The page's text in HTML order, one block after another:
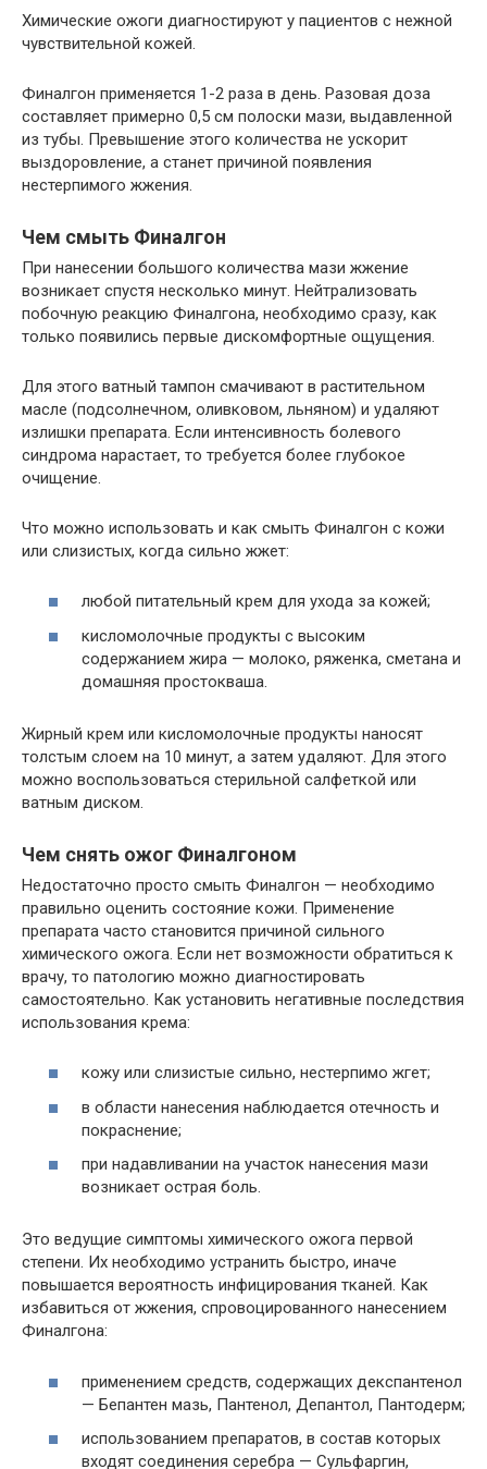
Химические ожоги диагностируют у пациентов с нежной
чувствительной кожей.
Финалгон применяется 1-2 раза в день. Разовая доза
составляет примерно 0,5 см полоски мази, выдавленной
из тубы. Превышение этого количества не ускорит
выздоровление, а станет причиной появления
нестерпимого жжения.
Чем смыть Финалгон
При нанесении большого количества мази жжение
возникает спустя несколько минут. Нейтрализовать
побочную реакцию Финалгона, необходимо сразу, как
только появились первые дискомфортные ощущения.
Для этого ватный тампон смачивают в растительном
масле (подсолнечном, оливковом, льняном) и удаляют
излишки препарата. Если интенсивность болевого
синдрома нарастает, то требуется более глубокое
очищение.
Что можно использовать и как смыть Финалгон с кожи
или слизистых, когда сильно жжет:
любой питательный крем для ухода за кожей;
кисломолочные продукты с высоким
содержанием жира — молоко, ряженка, сметана и
домашняя простокваша.
Жирный крем или кисломолочные продукты наносят
толстым слоем на 10 минут, а затем удаляют. Для этого
можно воспользоваться стерильной салфеткой или
ватным диском.
Чем снять ожог Финалгоном
Недостаточно просто смыть Финалгон — необходимо
правильно оценить состояние кожи. Применение
препарата часто становится причиной сильного
химического ожога. Если нет возможности обратиться к
врачу, то патологию можно диагностировать
самостоятельно. Как установить негативные последствия
использования крема:
кожу или слизистые сильно, нестерпимо жгет;
в области нанесения наблюдается отечность и
покраснение;
при надавливании на участок нанесения мази
возникает острая боль.
Это ведущие симптомы химического ожога первой
степени. Их необходимо устранить быстро, иначе
повышается вероятность инфицирования тканей. Как
избавиться от жжения, спровоцированного нанесением
Финалгона:
применением средств, содержащих декспантенол
— Бепантен мазь, Пантенол, Депантол, Пантодерм;
использованием препаратов, в состав которых
входят соединения серебра — Сульфаргин,